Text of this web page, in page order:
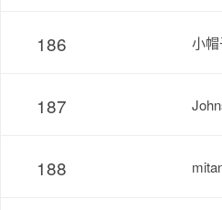
186 小
187
188